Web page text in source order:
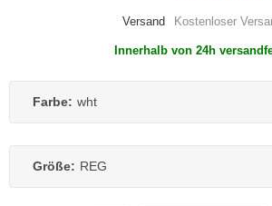
Versand Kostenloser
Innerhalb von 24h
Farbe: wht
Größe: REG